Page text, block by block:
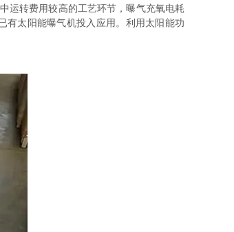
运转费用较高的工艺环节，曝气充氧电耗
有太阳能曝气机投入应用。利用太阳能功